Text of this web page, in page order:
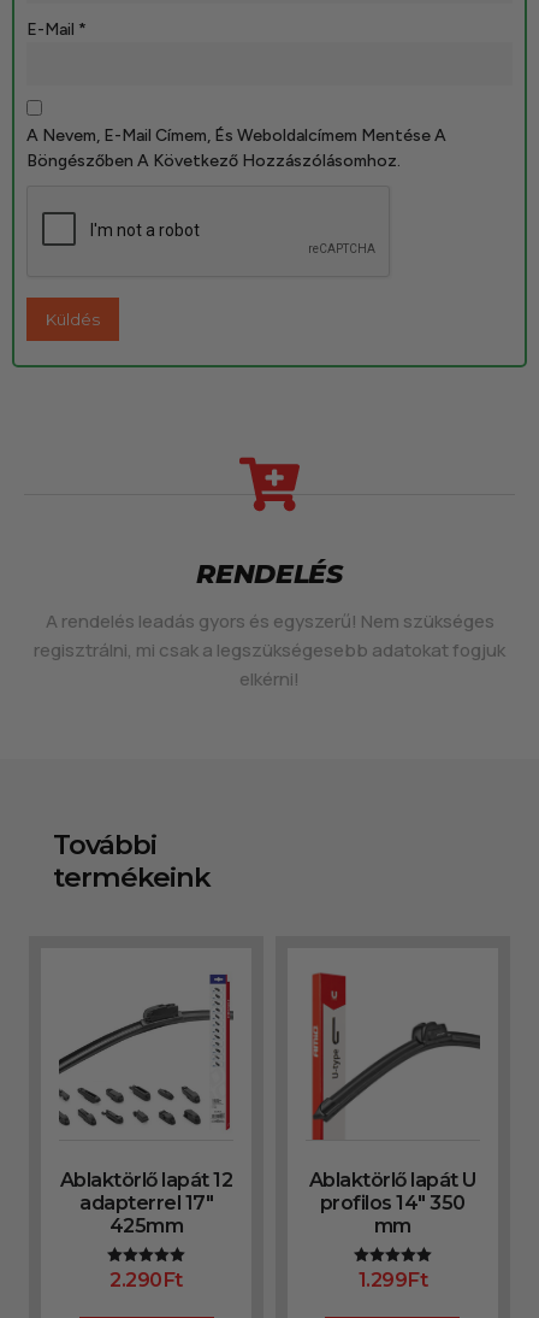
E-Mail *
A Nevem, E-Mail Címem, És Weboldalcímem Mentése A
Böngészőben A Következő Hozzászólásomhoz.
RENDELÉS
A rendelés leadás gyors és egyszerű! Nem szükséges
regisztrálni, mi csak a legszükségesebb adatokat fogjuk
elkérni!
További
termékeink
Ablaktörlő lapát 12
adapterrel 17″
425mm
Értékelés:
5.00
2.290Ft
Ablaktörlő lapát U
profilos 14″ 350
mm
Értékelés:
5.00
1.299Ft